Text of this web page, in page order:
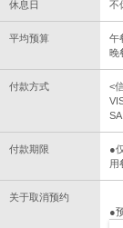
休息日 不
平均预算
午
晚
付款方式
<
付款期限
●
用
关于取消预约
●